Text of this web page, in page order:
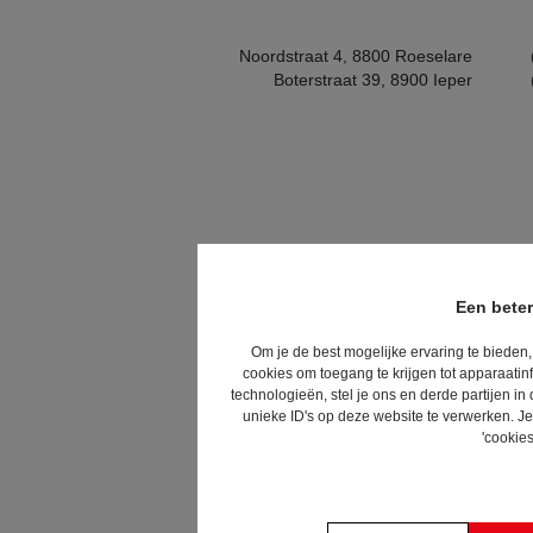
Noordstraat 4, 8800 Roeselare
Boterstraat 39, 8900 Ieper
Een
Om je de best mogelijke ervaring te
cookies om toegang te krijgen tot
technologieën, stel je ons en derde partijen
unieke ID's op deze website te verwerken.